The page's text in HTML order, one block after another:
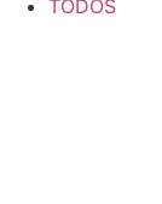
TODOS